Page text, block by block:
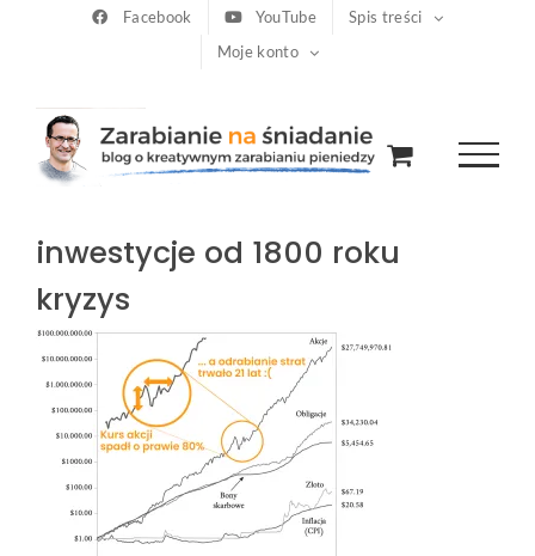
Facebook YouTube
Spis treści
Moje konto
inwestycje od 1800 roku
kryzys